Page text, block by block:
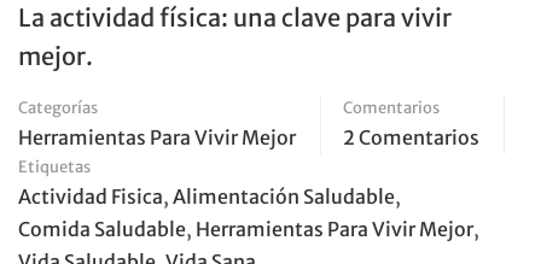
La actividad física: una clave para vivir
mejor.
Categorías
Herramientas Para Vivir Mejor
Comentarios
2 Comentarios
Etiquetas
Actividad Fisica, Alimentación Saludable,
Comida Saludable, Herramientas Para Vivir Mejor,